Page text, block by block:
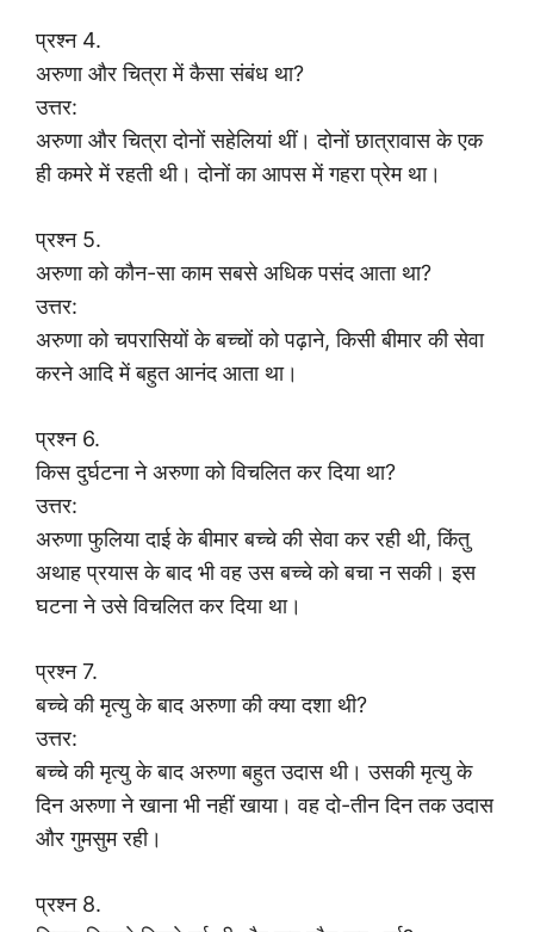
प्रश्न 4.
अरुणा और चित्रा में कैसा संबंध था?
उत्तर:
अरुणा और चित्रा दोनों सहेलियां थीं। दोनों छात्रावास के एक
ही कमरे में रहती थी। दोनों का आपस में गहरा प्रेम था।
प्रश्न 5.
अरुणा को कौन-सा काम सबसे अधिक पसंद आता था?
उत्तर:
अरुणा को चपरासियों के बच्चों को पढ़ाने, किसी बीमार की सेवा
करने आदि में बहुत आनंद आता था।
प्रश्न 6.
किस दुर्घटना ने अरुणा को विचलित कर दिया था?
उत्तर:
अरुणा फुलिया दाई के बीमार बच्चे की सेवा कर रही थी, किंतु
अथाह प्रयास के बाद भी वह उस बच्चे को बचा न सकी। इस
घटना ने उसे विचलित कर दिया था।
प्रश्न 7.
बच्चे की मृत्यु के बाद अरुणा की क्या दशा थी?
उत्तर:
बच्चे की मृत्यु के बाद अरुणा बहुत उदास थी। उसकी मृत्यु के
दिन अरुणा ने खाना भी नहीं खाया। वह दो-तीन दिन तक उदास
और गुमसुम रही।
प्रश्न 8.